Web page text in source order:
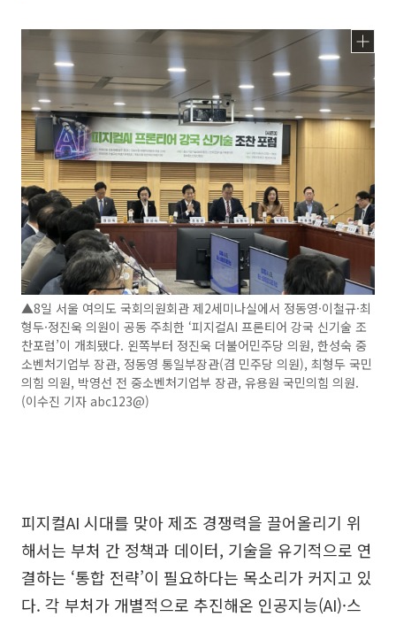
▲8일 서울 여의도 국회의원회관 제2세미나실에서 정동영·이철규·최
형두·정진욱 의원이 공동 주최한 ‘피지컬AI 프론티어 강국 신기술 조
찬포럼’이 개최됐다. 왼쪽부터 정진욱 더불어민주당 의원, 한성숙 중
소벤처기업부 장관, 정동영 통일부장관(겸 민주당 의원), 최형두 국민
의힘 의원, 박영선 전 중소벤처기업부 장관, 유용원 국민의힘 의원.
(이수진 기자 abc123@)
피지컬AI 시대를 맞아 제조 경쟁력을 끌어올리기 위
해서는 부처 간 정책과 데이터, 기술을 유기적으로 연
결하는 ‘통합 전략’이 필요하다는 목소리가 커지고 있
다. 각 부처가 개별적으로 추진해온 인공지능(AI)·스